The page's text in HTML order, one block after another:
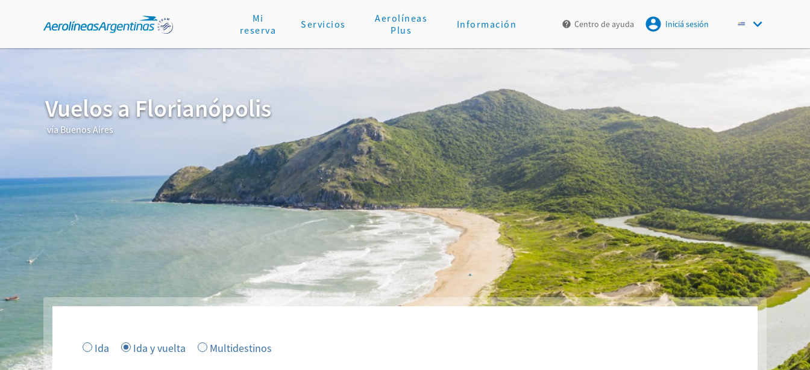
Mi
reserva
Servicios
Aerolíneas
Plus
Información Centro de ayuda Iniciá sesión
Vuelos a Florianópolis
vía Buenos Aires
Ida Ida y vuelta Multidestinos